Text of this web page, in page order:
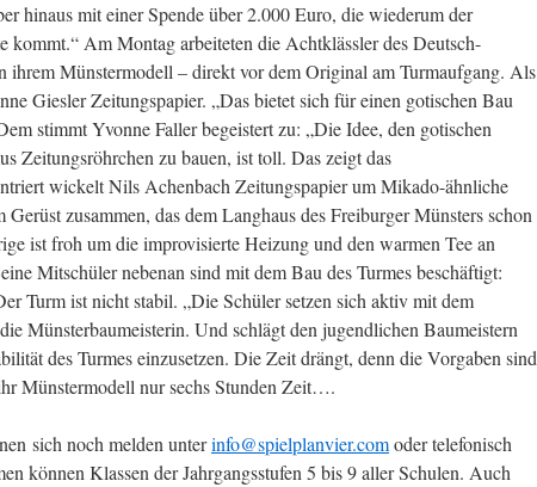
hinaus mit einer Spende über 2.000 Euro, die wiederum der
kommt.“ Am Montag arbeiteten die Achtklässler des Deutsch-
ihrem Münstermodell – direkt vor dem Original am Turmaufgang. Als
Giesler Zeitungspapier. „Das bietet sich für einen gotischen Bau
stimmt Yvonne Faller begeistert zu: „Die Idee, den gotischen
Zeitungsröhrchen zu bauen, ist toll. Das zeigt das
wickelt Nils Achenbach Zeitungspapier um Mikado-ähnliche
Gerüst zusammen, das dem Langhaus des Freiburger Münsters schon
ist froh um die improvisierte Heizung und den warmen Tee an
Mitschüler nebenan sind mit dem Bau des Turmes beschäftigt:
Turm ist nicht stabil. „Die Schüler setzen sich aktiv mit dem
Münsterbaumeisterin. Und schlägt den jugendlichen Baumeistern
des Turmes einzusetzen. Die Zeit drängt, denn die Vorgaben sind
Münstermodell nur sechs Stunden Zeit….
sich noch melden unterinfo@spielplanvier.comoder telefonisch
können Klassen der Jahrgangsstufen 5 bis 9 aller Schulen. Auch